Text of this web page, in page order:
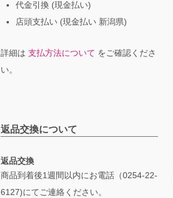
代金引換 (現金払い)
店頭支払い (現金払い 新潟県)
詳細は 支払方法について をご確認くださ
い。
返品交換について
返品交換
商品到着後1週間以内にお電話（0254-22-
6127)にてご連絡ください。